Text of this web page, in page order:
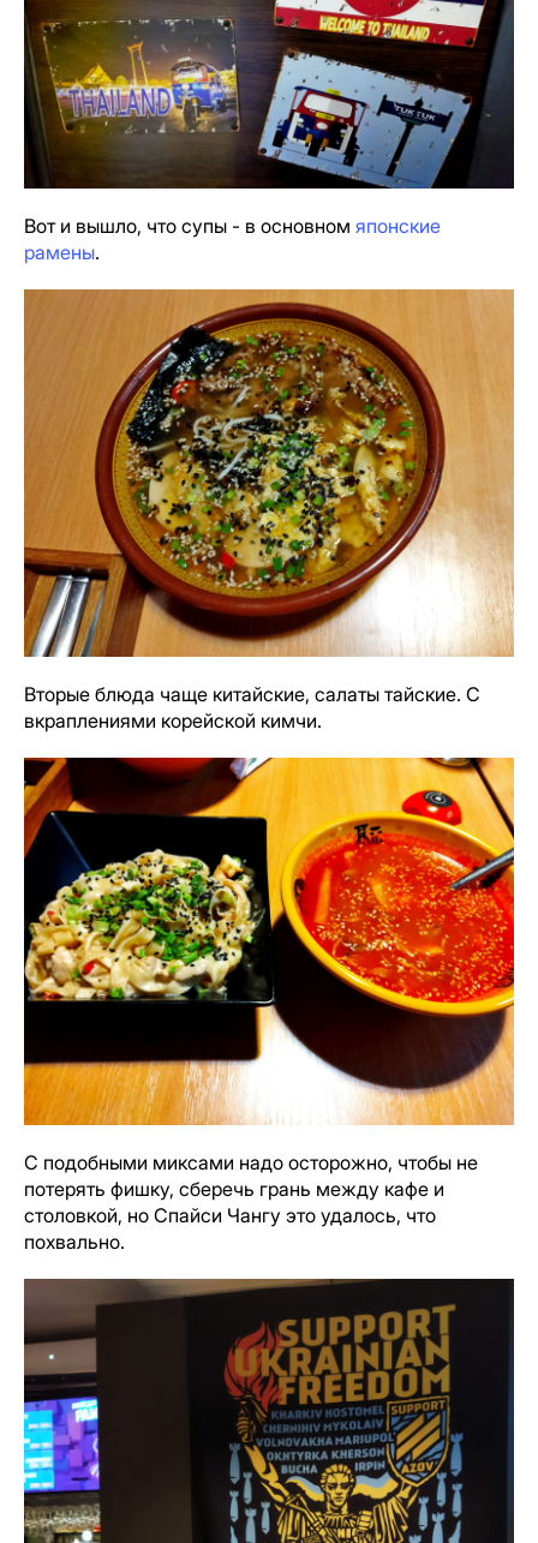
Вот и вышло, что супы - в основном японские
рамены.
Вторые блюда чаще китайские, салаты тайские. С
вкраплениями корейской кимчи.
С подобными миксами надо осторожно, чтобы не
потерять фишку, сберечь грань между кафе и
столовкой, но Спайси Чангу это удалось, что
похвально.